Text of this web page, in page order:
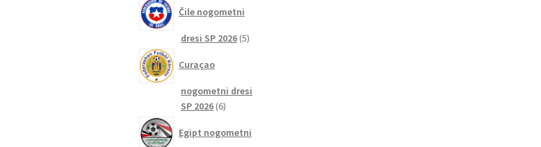
Čile nogometni
dresi SP 2026 55
Curaçao
nogometni dresi
SP 2026 66
Egipt nogometni